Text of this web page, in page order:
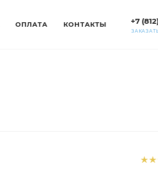
+7
ОПЛАТА КОНТАКТЫ